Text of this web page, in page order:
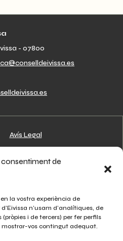
de
la vostra experiència de
n’usam d’analítiques, de
i de tercers) per fer perfils
mostrar-vos contingut adequat.
- 07800
Avís Legal
Política de cookies